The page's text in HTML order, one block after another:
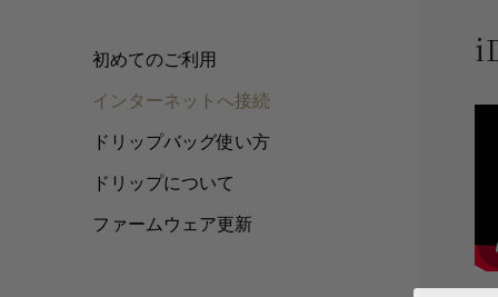
初めてのご利用
インターネットへ接続
ドリップバッグ使い方
ドリップについて
ファームウェア更新